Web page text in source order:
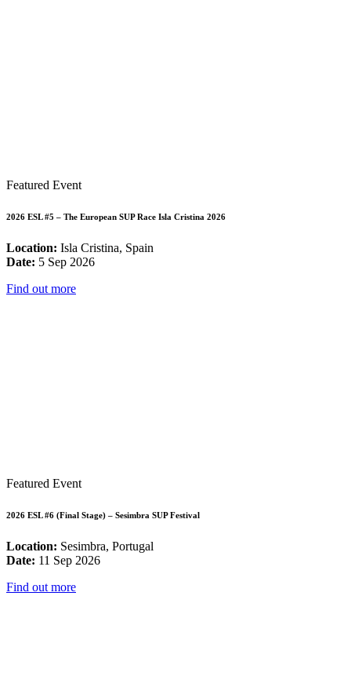
Featured Event
2026 ESL #5 – The European SUP Race Isla Cristina 2026
Location: Isla Cristina, Spain
Date: 5 Sep 2026
Find out more
Featured Event
2026 ESL #6 (Final Stage) – Sesimbra SUP Festival
Location: Sesimbra, Portugal
Date: 11 Sep 2026
Find out more